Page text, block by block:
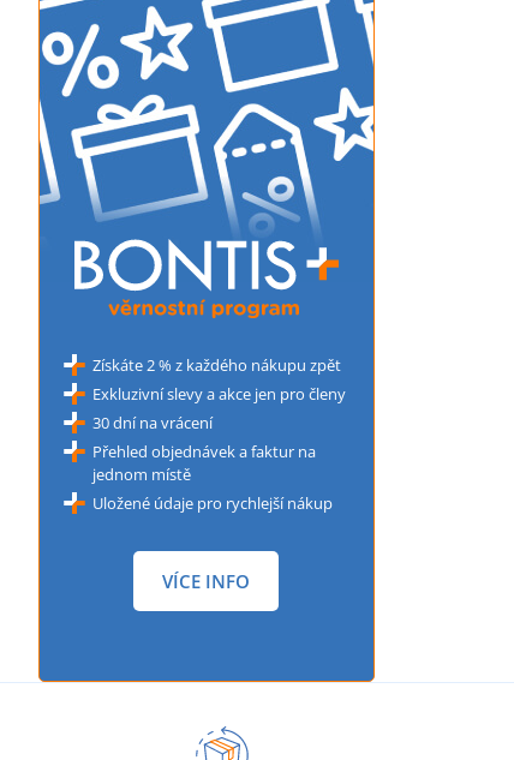
Získáte 2 % z každého nákupu zpět
Exkluzivní slevy a akce jen pro členy
30 dní na vrácení
Přehled objednávek a faktur na
jednom místě
Uložené údaje pro rychlejší nákup
VÍCE INFO